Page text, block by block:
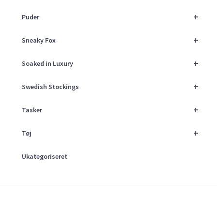
+
Puder
+
Sneaky Fox
+
Soaked in Luxury
+
Swedish Stockings
+
Tasker
+
Tøj
Ukategoriseret